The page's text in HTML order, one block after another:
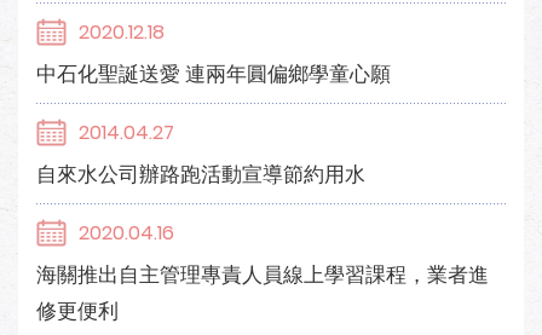
2020.12.18
中石化聖誕送愛 連兩年圓偏鄉學童心願
2014.04.27
自來水公司辦路跑活動宣導節約用水
2020.04.16
海關推出自主管理專責人員線上學習課程，業者進
修更便利